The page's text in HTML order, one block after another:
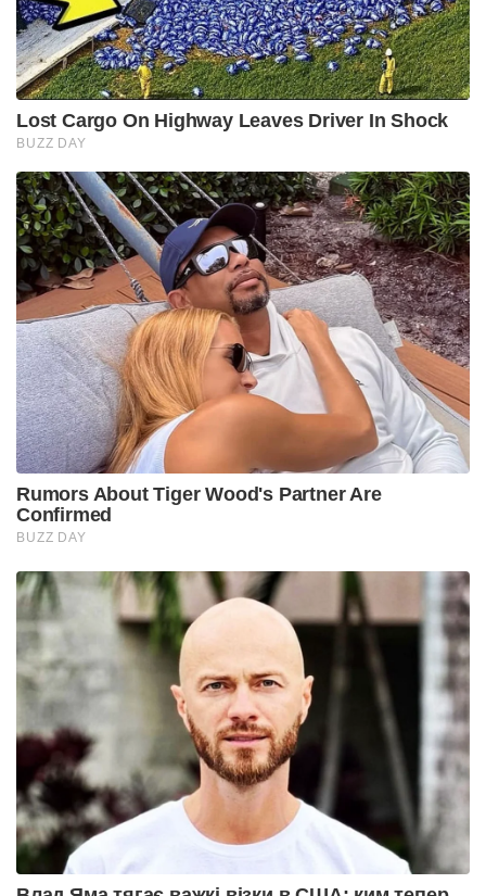
Lost Cargo On Highway Leaves Driver In Shock
BUZZ DAY
Rumors About Tiger Wood's Partner Are
Confirmed
BUZZ DAY